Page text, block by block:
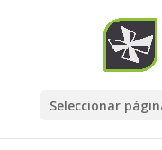
Seleccionar